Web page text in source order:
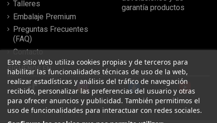
Talleres
Embalaje Premium
Preguntas Frecuentes
(FAQ)
Contacto
garantía productos
Este sitio Web utiliza cookies propias y de terceros para
habilitar las funcionalidades técnicas de uso de la web,
realizar estadísticas y análisis del tráfico de navegación
recibido, personalizar las preferencias del usuario y otras
para ofrecer anuncios y publicidad. También permitimos el
uso de funcionalidades para interactuar con redes sociales.
SÍGUENOS EN